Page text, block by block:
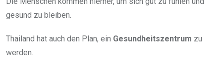
gesund zu bleiben.
Thailand hat auch den Plan, ein Gesundheitszentrum zu
werden.